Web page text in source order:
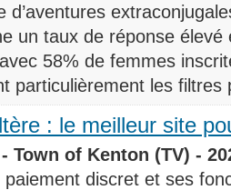
d’aventures
un taux de réponse
58% de femmes
particulièrement les filtres
: le meilleur site
Town of Kenton (TV) -
paiement discret et ses